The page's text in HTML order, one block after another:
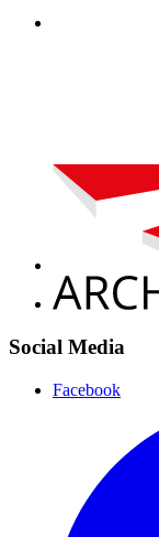
Social Media
Facebook